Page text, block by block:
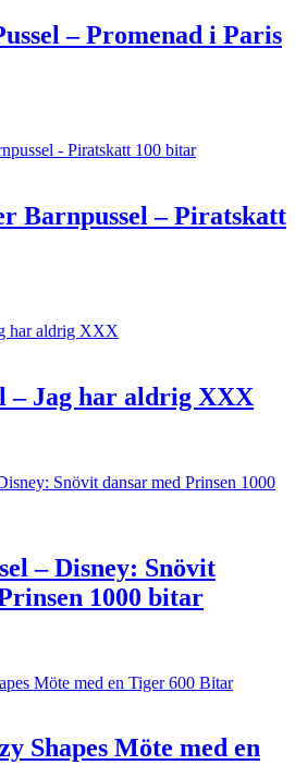
– Promenad i Paris
Barnpussel – Piratskatt
– Jag har aldrig XXX
– Disney: Snövit
1000 bitar
Shapes Möte med en